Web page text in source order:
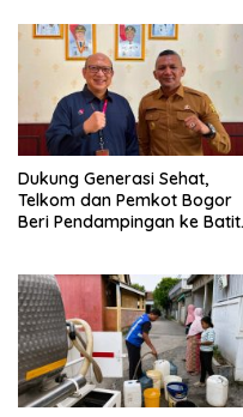
Dukung Generasi Sehat,
Telkom dan Pemkot Bogor
Beri Pendampingan ke